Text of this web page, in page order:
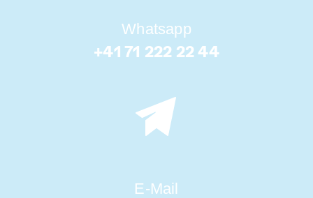
Whatsapp
+41 71 222 22 44
E-Mail